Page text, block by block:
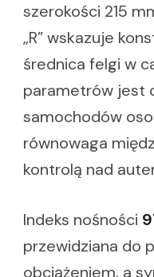
szerokości 215
„R” wskazuje
średnica felgi w
parametrów jest
samochodów
równowaga
kontrolą nad
Indeks nośności
przewidziana do
obciążeniem, a